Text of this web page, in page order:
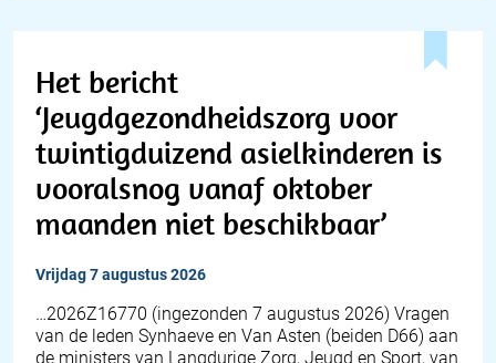
Het bericht
‘Jeugdgezondheidszorg voor
twintigduizend asielkinderen is
vooralsnog vanaf oktober
maanden niet beschikbaar’
vrijdag 7 augustus 2026
… 2026Z16770 (ingezonden 7 augustus 2026) Vragen
van de leden Synhaeve en Van Asten (beiden D66) aan
de ministers van Langdurige Zorg, Jeugd en Sport, van